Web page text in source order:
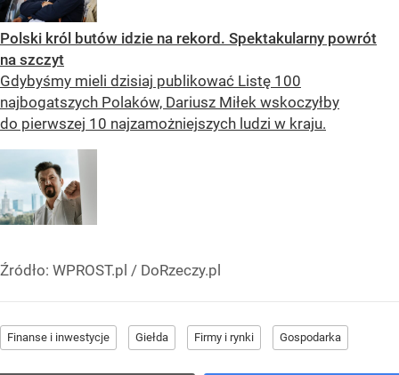
Polski król butów idzie na rekord. Spektakularny powrót
na szczyt
Gdybyśmy mieli dzisiaj publikować Listę 100
najbogatszych Polaków, Dariusz Miłek wskoczyłby
do pierwszej 10 najzamożniejszych ludzi w kraju.
Źródło: WPROST.pl / DoRzeczy.pl
Finanse i inwestycje Giełda Firmy i rynki Gospodarka